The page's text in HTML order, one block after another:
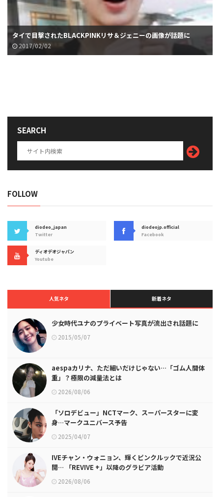
タイで目撃されたBLACKPINKリサ＆ジェニーの画像が話題に
2017/02/02
SEARCH
FOLLOW
diodeo_japan
Twitter
diodeojp.official
Facebook
ディオデオジャパン
Youtube
人気ネタ 新着ネタ
少女時代ユナのプライベート写真が流出され話題に
2015/05/07
aespaカリナ、ただ細いだけじゃない…「ゴム人間体
重」？極限の減量法とは
2026/08/06
「ソロデビュー」NCTマーク、スーパースターに変
身…マークユニバース予告
2025/04/07
IVEチャン・ウォニョン、輝くピンクルックで近況公
開… 「REVIVE +」以降のグラビア活動
2026/08/06